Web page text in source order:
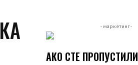
- маркетинг -
АКО СТЕ ПРОПУСТИЛИ